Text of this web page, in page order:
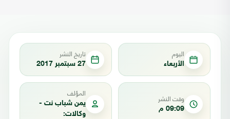
اليوم
الأربعاء
تاريخ النشر
27 سبتمبر 2017
وقت النشر
09:09 م
المؤلف
يمن شباب نت -
وكالات: